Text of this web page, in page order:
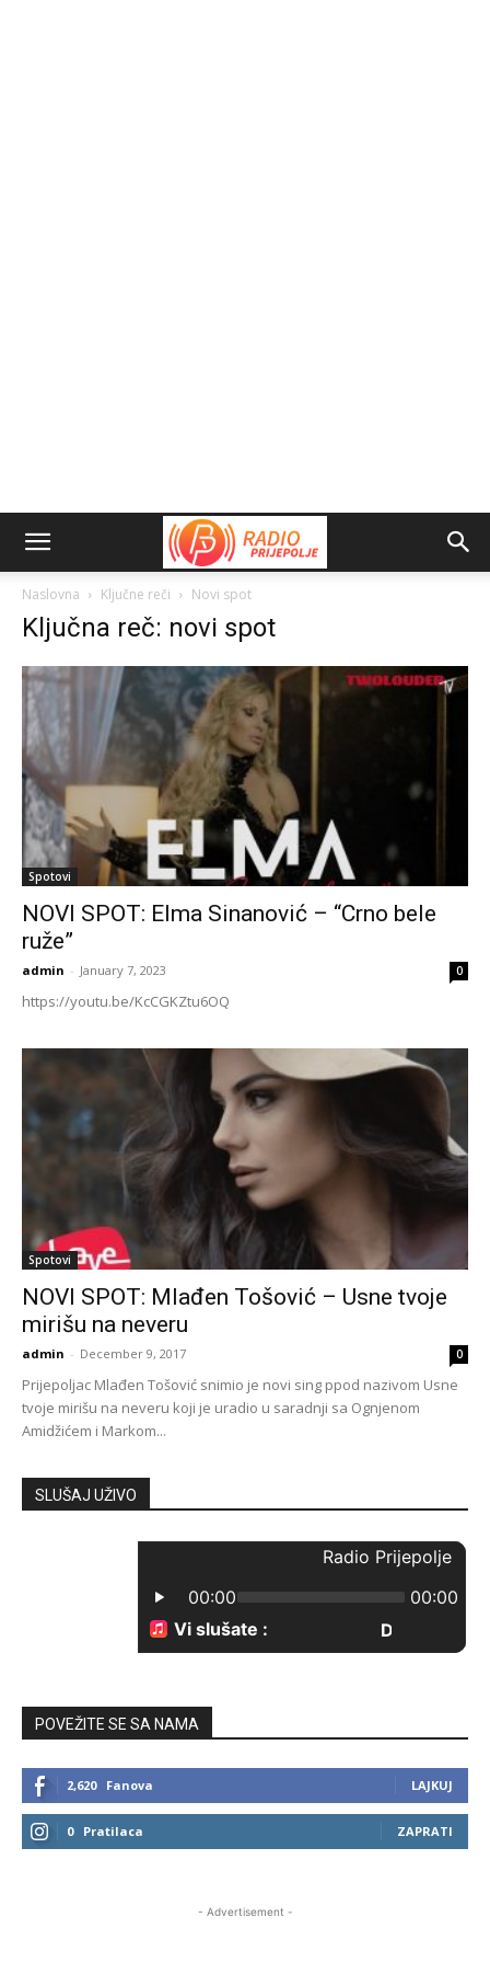
Naslovna Ključne reči Novi spot
Ključna reč: novi spot
Spotovi
NOVI SPOT: Elma Sinanović – “Crno bele
ruže”
admin - January 7, 2023 0
https://youtu.be/KcCGKZtu6OQ
Spotovi
NOVI SPOT: Mlađen Tošović – Usne tvoje
mirišu na neveru
admin - December 9, 2017 0
Prijepoljac Mlađen Tošović snimio je novi sing ppod nazivom Usne
tvoje mirišu na neveru koji je uradio u saradnji sa Ognjenom
Amidžićem i Markom...
SLUŠAJ UŽIVO
POVEŽITE SE SA NAMA
2,620 Fanova LAJKUJ
0 Pratilaca ZAPRATI
- Advertisement -